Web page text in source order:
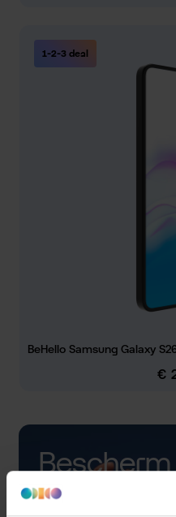
1-2-3 deal
BeHello Samsung Galaxy
€
met een